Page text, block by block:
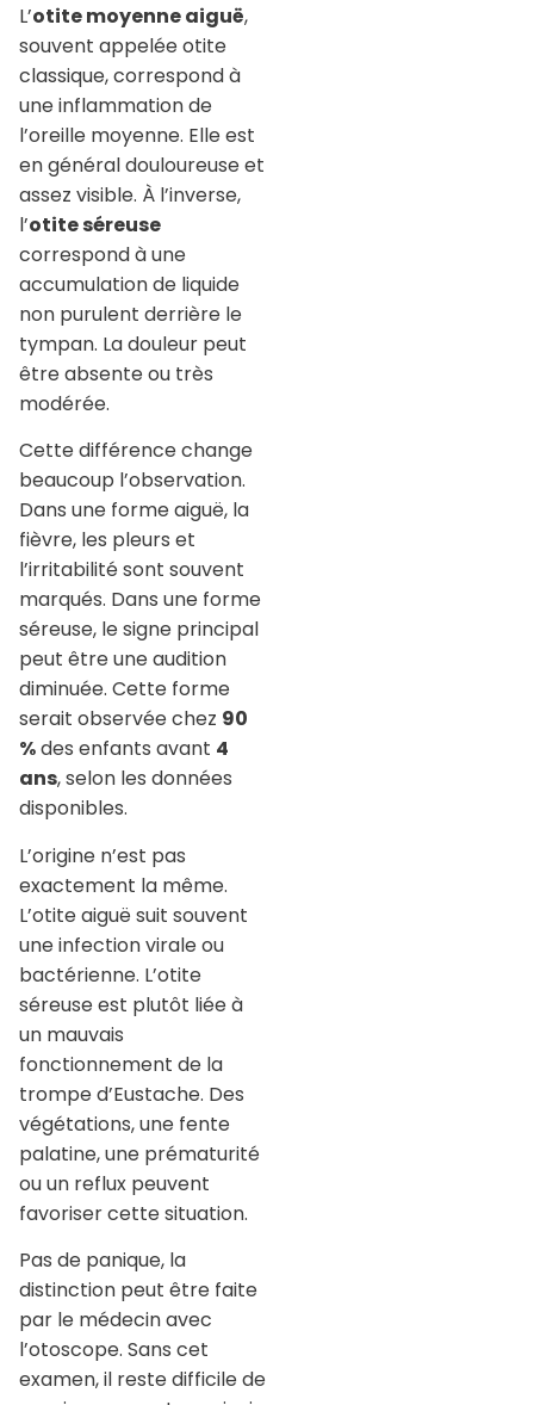
L’otite moyenne aiguë,
souvent appelée otite
classique, correspond à
une inflammation de
l’oreille moyenne. Elle est
en général douloureuse et
assez visible. À l’inverse,
l’otite séreuse
correspond à une
accumulation de liquide
non purulent derrière le
tympan. La douleur peut
être absente ou très
modérée.
Cette différence change
beaucoup l’observation.
Dans une forme aiguë, la
fièvre, les pleurs et
l’irritabilité sont souvent
marqués. Dans une forme
séreuse, le signe principal
peut être une audition
diminuée. Cette forme
serait observée chez 90
%des enfants avant 4
ans, selon les données
disponibles.
L’origine n’est pas
exactement la même.
L’otite aiguë suit souvent
une infection virale ou
bactérienne. L’otite
séreuse est plutôt liée à
un mauvais
fonctionnement de la
trompe d’Eustache. Des
végétations, une fente
palatine, une prématurité
ou un reflux peuvent
favoriser cette situation.
Pas de panique, la
distinction peut être faite
par le médecin avec
l’otoscope. Sans cet
examen, il reste difficile de